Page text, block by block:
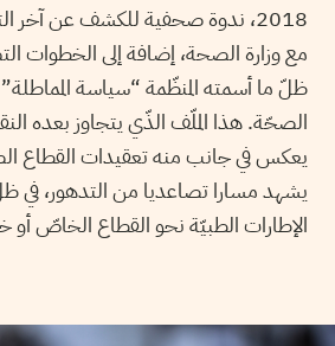
2018، ندوة صحفية للكشف عن آخر
مع وزارة الصحة، إضافة إلى الخطوات
ظلّ ما أسمته المنظّمة “سياسة المماطلة”
الصحّة. هذا الملّف الذّي يتجاوز بعده
يعكس في جانب منه تعقيدات القطاع
يشهد مسارا تصاعديا من التدهور،
الإطارات الطبيّة نحو القطاع الخاصّ أو